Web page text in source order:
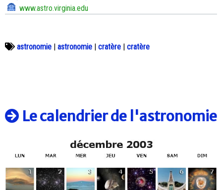
www.astro.virginia.edu
astronomie | astronomie | cratère | cratère
Le calendrier de l'astronomie